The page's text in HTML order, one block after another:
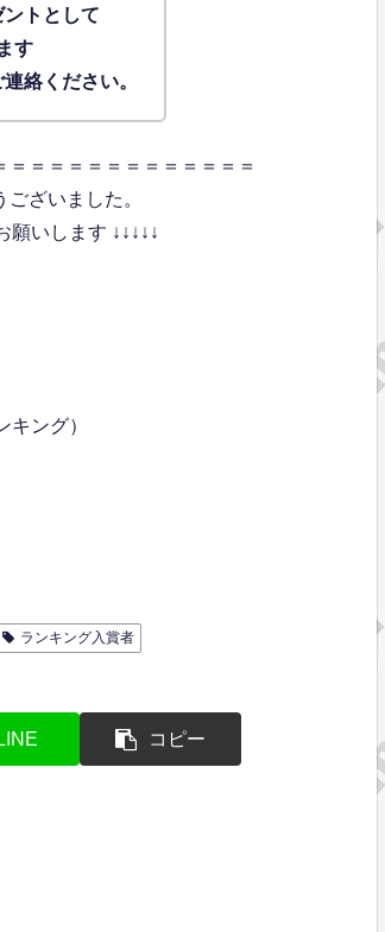
トとして
す
絡ください。
＝＝＝＝＝＝＝＝＝＝＝＝
ざいました。
いします ↓↓↓↓↓
キング）
ランキング入賞者
LINE コピー